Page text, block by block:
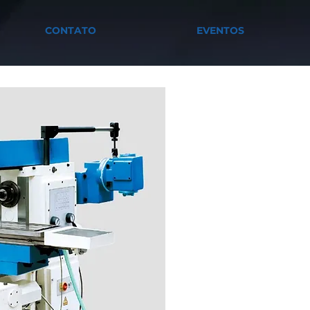
CONTATO EVENTOS